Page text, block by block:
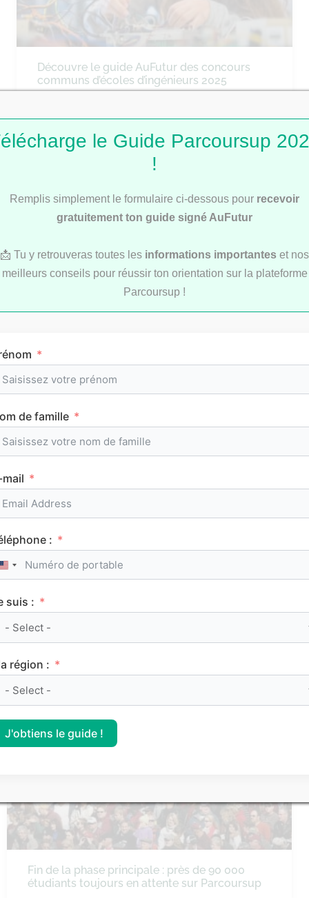
Découvre le guide AuFutur des concours
communs d’écoles d’ingénieurs 2025
ÉCOLES DE COMMERCE
Découvre notre Guide des concours
communs des écoles de commerce 2025
Tous les articles
AuFutur
modalités d’admission !
Fin de la phase principale : près de 90 000
étudiants toujours en attente sur Parcoursup
le Guide Parcoursup
!
Remplis simplement le formulaire ci-dessous pour recevoir
gratuitement ton guide signé AuFutur
📩 Tu y retrouveras toutes les informations importantes et nos
meilleurs conseils pour réussir ton orientation sur la plateforme
Parcoursup !
de famille
:
United States +1
suis :
région :
J'obtiens le guide !